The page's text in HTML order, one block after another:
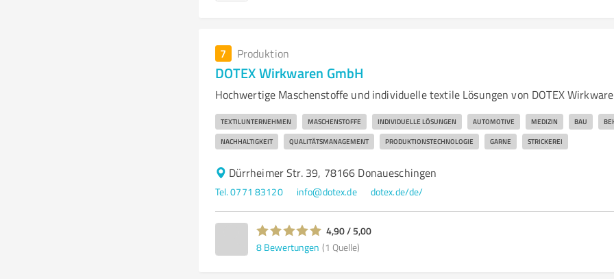
7 Produktion
DOTEX Wirkwaren GmbH
Hochwertige Maschenstoffe und individuelle textile Lösungen von DOTEX
TEXTILUNTERNEHMEN MASCHENSTOFFE INDIVIDUELLE LÖSUNGEN AUTOMOTIVE MEDIZIN BAU
NACHHALTIGKEIT QUALITÄTSMANAGEMENT PRODUKTIONSTECHNOLOGIE GARNE STRICKEREI
Dürrheimer Str. 39, 78166 Donaueschingen
Tel. 0771 83120 info@dotex.de dotex.de/de/
4,90 / 5,00
8 Bewertungen (1 Quelle)